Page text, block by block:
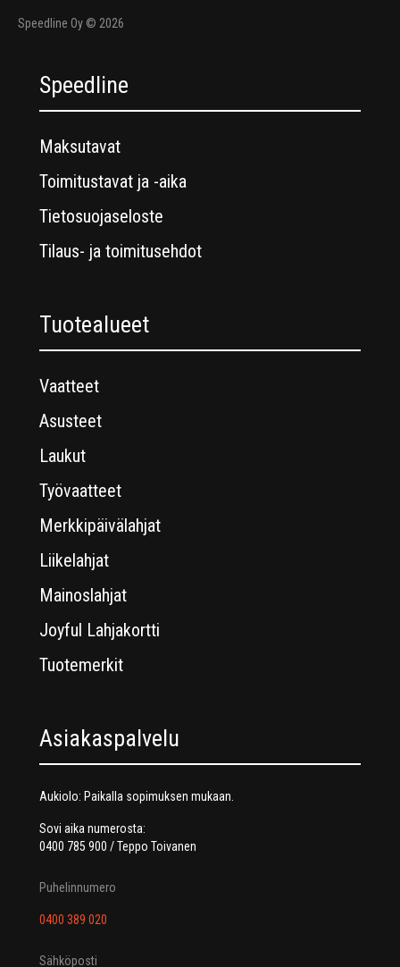
Speedline Oy © 2026
Speedline
Maksutavat
Toimitustavat ja -aika
Tietosuojaseloste
Tilaus- ja toimitusehdot
Tuotealueet
Vaatteet
Asusteet
Laukut
Työvaatteet
Merkkipäivälahjat
Liikelahjat
Mainoslahjat
Joyful Lahjakortti
Tuotemerkit
Asiakaspalvelu
Aukiolo: Paikalla sopimuksen mukaan.
Sovi aika numerosta:
0400 785 900 / Teppo Toivanen
Puhelinnumero
0400 389 020
Sähköposti